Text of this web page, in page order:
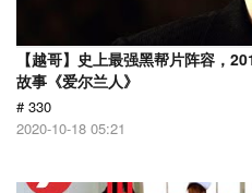
【越哥】史上最强黑帮片阵容，
故事《爱尔兰人》
# 330
2020-10-18 05:21